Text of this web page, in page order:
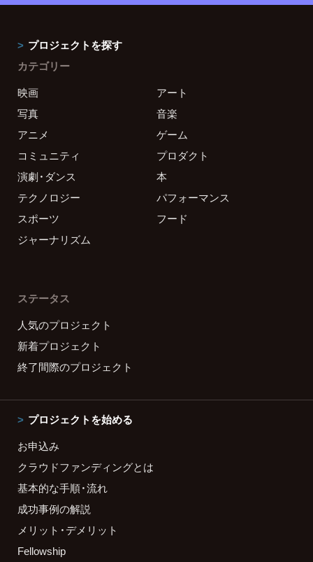
プロジェクトを探す
カテゴリー
映画
アート
写真
音楽
アニメ
ゲーム
コミュニティ
プロダクト
演劇・ダンス
本
テクノロジー
パフォーマンス
スポーツ
フード
ジャーナリズム
ステータス
人気のプロジェクト
新着プロジェクト
終了間際のプロジェクト
プロジェクトを始める
お申込み
クラウドファンディングとは
基本的な手順・流れ
成功事例の解説
メリット・デメリット
Fellowship